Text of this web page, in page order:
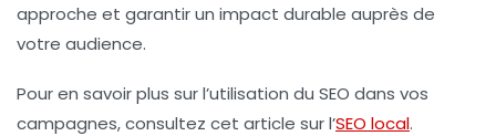
approche et garantir un impact durable auprès de
votre audience.
Pour en savoir plus sur l’utilisation du SEO dans vos
campagnes, consultez cet article sur l’SEO local.